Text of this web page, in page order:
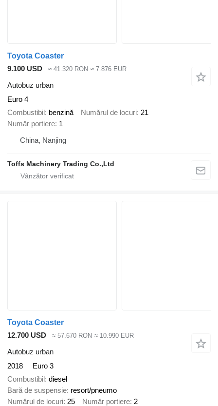
Toyota Coaster
9.100 USD
≈ 41.320 RON ≈ 7.876 EUR
Autobuz urban
Euro 4
Combustibil benzină Numărul de locuri 21
Număr portiere 1
China, Nanjing
Toffs Machinery Trading Co.,Ltd
Toyota Coaster
12.700 USD
≈ 57.670 RON ≈ 10.990 EUR
Autobuz urban
2018
Euro 3
Combustibil diesel
Bară de suspensie resort/pneumo
Numărul de locuri 25 Număr portiere 2